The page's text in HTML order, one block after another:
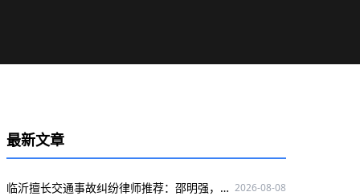
最新文章
临沂擅长交通事故纠纷律师推荐：邵明强，深耕该领域为当事人维权护航 2026-08-08